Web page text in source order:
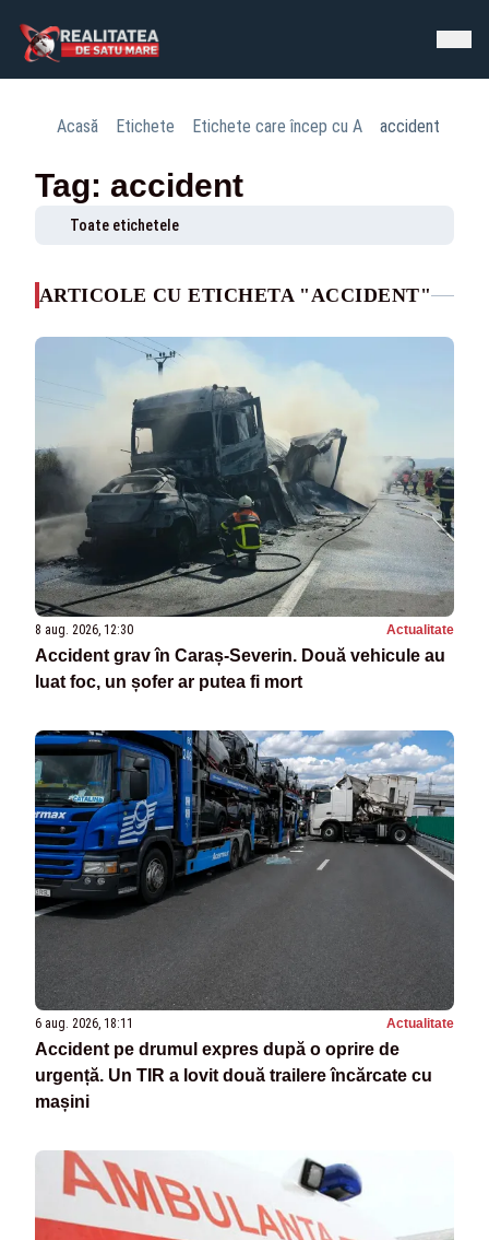
Acasă Etichete Etichete care încep cu A accident
Tag: accident
Toate etichetele
ARTICOLE CU ETICHETA "ACCIDENT"
8 aug. 2026, 12:30 Actualitate
Accident grav în Caraș-Severin. Două vehicule au
luat foc, un șofer ar putea fi mort
6 aug. 2026, 18:11 Actualitate
Accident pe drumul expres după o oprire de
urgență. Un TIR a lovit două trailere încărcate cu
mașini